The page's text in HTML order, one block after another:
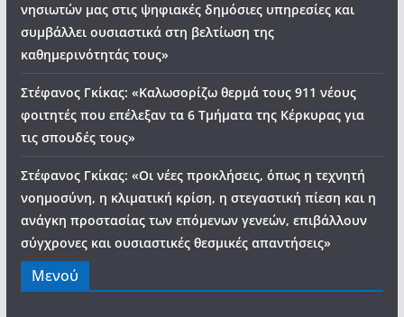
νησιωτών μας στις ψηφιακές δημόσιες υπηρεσίες και
συμβάλλει ουσιαστικά στη βελτίωση της
καθημερινότητάς τους»
Στέφανος Γκίκας: «Καλωσορίζω θερμά τους 911 νέους
φοιτητές που επέλεξαν τα 6 Τμήματα της Κέρκυρας για
τις σπουδές τους»
Στέφανος Γκίκας: «Οι νέες προκλήσεις, όπως η τεχνητή
νοημοσύνη, η κλιματική κρίση, η στεγαστική πίεση και η
ανάγκη προστασίας των επόμενων γενεών, επιβάλλουν
σύγχρονες και ουσιαστικές θεσμικές απαντήσεις»
Μενού